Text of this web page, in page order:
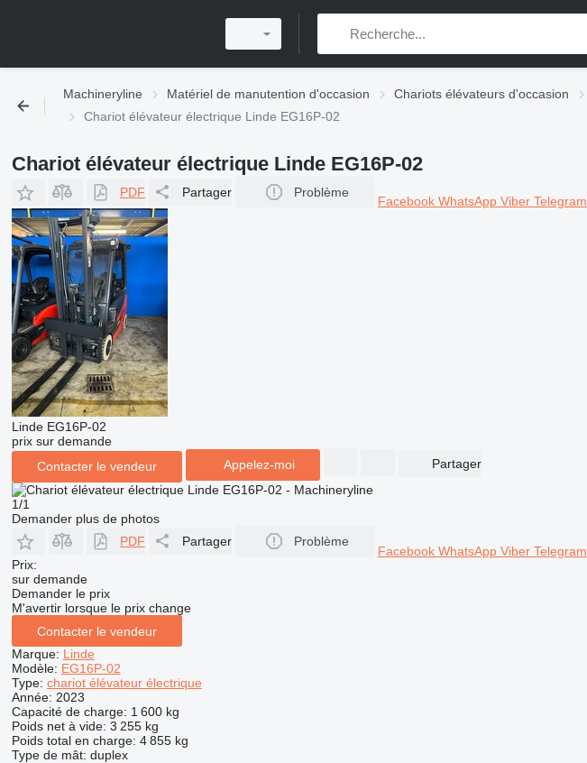
Machineryline Matériel de manutention d'occasion Chariots élévateurs d'occasion
Chariot élévateur électrique Linde EG16P-02
Chariot élévateur électrique Linde EG16P-02
PDF Partager Problème
Facebook WhatsApp Viber Telegram
Linde EG16P-02
prix sur demande
Contacter le vendeur
Appelez-moi Partager
1/1
Demander plus de photos
PDF
Partager Problème
Facebook WhatsApp Viber Telegram
Prix:
sur demande
Demander le prix
M'avertir lorsque le prix change
Contacter le vendeur
Marque: Linde
Modèle: EG16P-02
Type: chariot élévateur électrique
Année: 2023
Capacité de charge: 1 600 kg
Poids net à vide: 3 255 kg
Poids total en charge: 4 855 kg
Type de mât: duplex